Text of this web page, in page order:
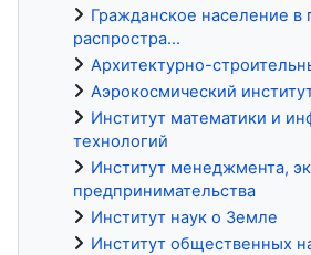
Гражданское население в
распростра...
Архитектурно-
Аэрокосмический
Институт математики и
технологий
Институт менеджмента,
предпринимательства
Институт наук о Земле
Институт общественных